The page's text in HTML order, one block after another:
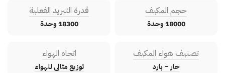
حجم المكيف
18000 وحدة
قدرة التبريد الفعلية
18300 وحدة
تصنيف هواء المكيف
حار – بارد
اتجاه الهواء
توزيع مثالى للهواء